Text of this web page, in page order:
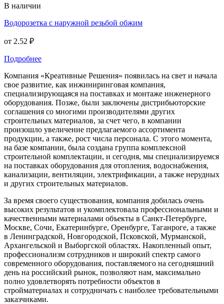
В наличии
Водорозетка с наружной резьбой обжим
от 2.52 ₽
Подробнее
Компания «Креативные Решения» появилась на свет и начала
свое развитие, как инжиниринговая компания,
специализирующаяся на поставках и монтаже инженерного
оборудования. Позже, были заключены дистрибьюторские
соглашения со многими производителями других
строительных материалов, за счет чего, в компании
произошло увеличение предлагаемого ассортимента
продукции, а также, рост числа персонала. С этого момента,
на базе компании, была создана группа комплексной
строительной комплектации, и сегодня, мы специализируемся
на поставках оборудования для отопления, водоснабжения,
канализации, вентиляции, электрификации, а также нерудных
и других строительных материалов.
За время своего существования, компания добилась очень
высоких результатов и укомплектовала профессиональными и
качественными материалами объекты в Санкт-Петербурге,
Москве, Сочи, Екатеринбурге, Оренбурге, Таганроге, а также
в Ленинградской, Новгородской, Псковской, Мурманской,
Архангельской и Выборгской областях. Накопленный опыт,
профессионализм сотрудников и широкий спектр самого
современного оборудования, поставляемого на сегодняшний
день на российский рынок, позволяют нам, максимально
полно удовлетворять потребности объектов в
стройматериалах и сотрудничать с наиболее требовательными
заказчиками.